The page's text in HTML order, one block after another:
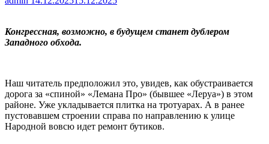
Конгрессная, возможно, в будущем станет дублером
Западного обхода.
Наш читатель предположил это, увидев, как обустраивается
дорога за «спиной» «Лемана Про» (бывшее «Леруа») в этом
районе. Уже укладывается плитка на тротуарах. А в ранее
пустовавшем строении справа по направлению к улице
Народной вовсю идет ремонт бутиков.